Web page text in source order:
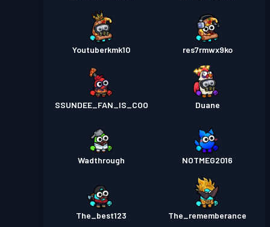
Youtuberkmk10 res7rmwx9ko
SSUNDEE_FAN_IS_COO Duane
Wadthrough NOTMEG2016
The_best123 The_rememberance